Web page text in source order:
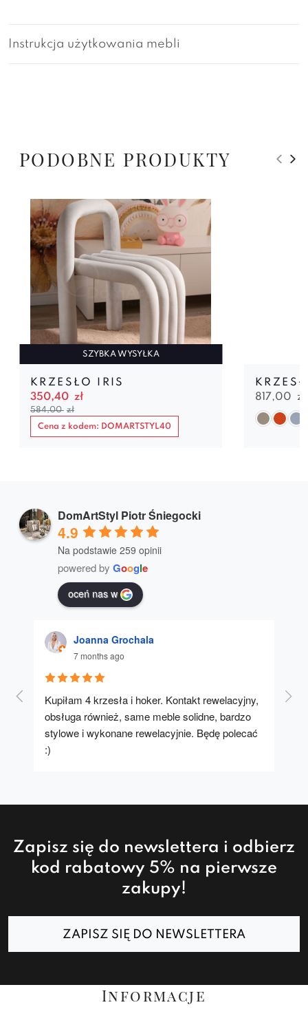
Instrukcja użytkowania mebli
PODOBNE PRODUKTY
SZYBKA WYSYŁKA
KRZESŁO IRIS
350,40 zł
584,00 zł
Cena z kodem: DOMARTSTYL40
817,00 zł
DomArtStyl Piotr Śniegocki
4.9
Na podstawie 259 opinii
powered by Google
oceń nas w
Joanna Grochala
7 months ago
Kupiłam 4 krzesła i hoker. Kontakt rewelacyjny,
obsługa również, same meble solidne, bardzo
stylowe i wykonane rewelacyjnie. Będę polecać
:)
A
Zapisz się do newslettera i odbierz
kod rabatowy 5% na pierwsze
zakupy!
ZAPISZ SIĘ DO NEWSLETTERA
Informacje